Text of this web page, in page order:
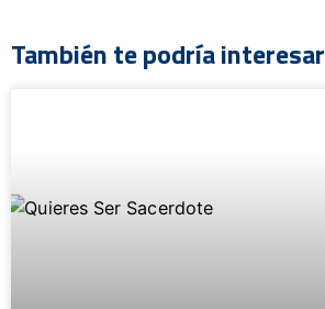
También te podría interesar